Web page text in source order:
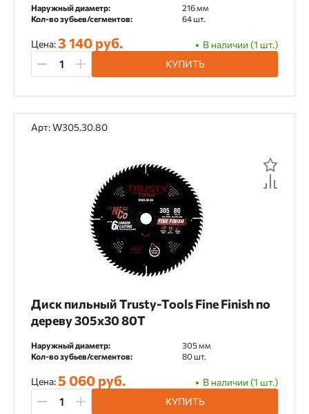
Армированный бетон
Асфальт
Базальт
Бетон
Бордюрный камень
Газобетон
Гипсокартон
Гранитная плитка
Дерево
ДСП
Камень
Керамика
Композитные панели
Ламинат
Ламинированные плиты
Металл
Мрамор
Мраморная плитка
Нержавеющая сталь
Плиточный клей
Сталь
Стекло
Сэндвич-панели
Тонколистовой металл
Тротуарная плитка
Фанера
Наружный диаметр:
216 мм
Кол-во зубьев/сегментов:
64 шт.
Цена:3 140 руб.
В наличии (1 шт.)
КУПИТЬ
Арт: W305.30.80
Диск пильный Trusty-Tools Fine Finish по
дереву 305х30 80T
Наружный диаметр:
305 мм
Кол-во зубьев/сегментов:
80 шт.
Цена:5 060 руб.
В наличии (1 шт.)
КУПИТЬ